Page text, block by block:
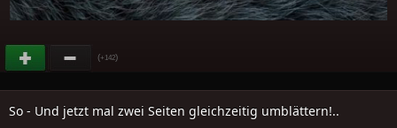
(+142)
So - Und jetzt mal zwei Seiten gleichzeitig umblättern!..